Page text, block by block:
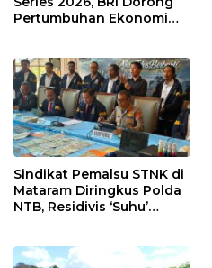
Pertumbuhan Ekonomi
Sindikat Pemalsu STNK di
Mataram Diringkus Polda
NTB, Residivis ‘Suhu’